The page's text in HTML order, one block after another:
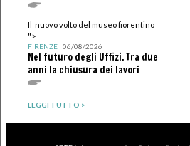
Il nuovo volto del museo fiorentino
">
FIRENZE| 06/08/2026
Nel futuro degli Uffizi. Tra due
anni la chiusura dei lavori
LEGGI TUTTO >